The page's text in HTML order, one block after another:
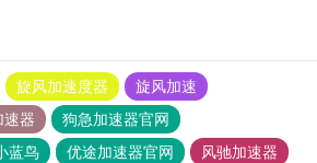
旋风加速度器
旋风加速
速器
狗急加速器官网
蓝鸟 优途加速器官网
风驰加速器